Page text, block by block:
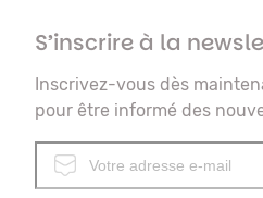
S’inscrire à la
Inscrivez-vous dès
pour être informé des